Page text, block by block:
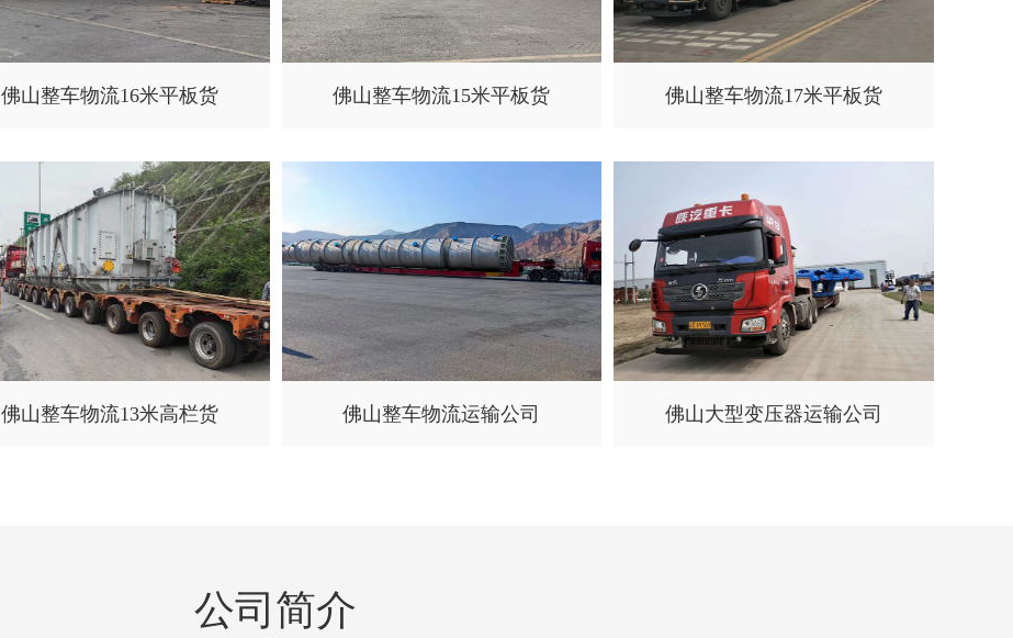
佛山整车物流16米平板货 佛山整车物流15米平板货 佛山整车物流17米平板货
佛山整车物流13米高栏货 佛山整车物流运输公司 佛山大型变压器运输公司
公司简介